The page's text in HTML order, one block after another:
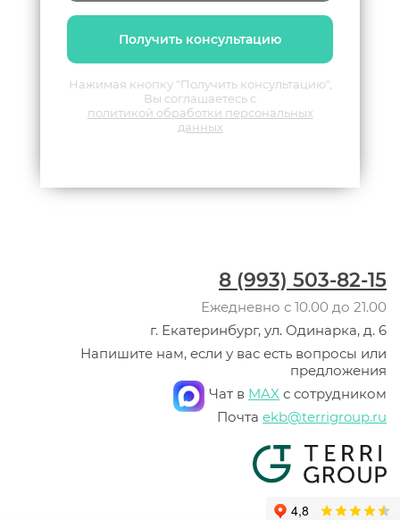
Получить консультацию
Нажимая кнопку "Получить консультацию",
Вы соглашаетесь с
политикой обработки персональных
данных
8 (993) 503-82-15
Ежедневно с 10.00 до 21.00
г. Екатеринбург, ул. Одинарка, д. 6
Напишите нам, если у вас есть вопросы или
предложения
Чат в MAX с сотрудником
Почта ekb@terrigroup.ru